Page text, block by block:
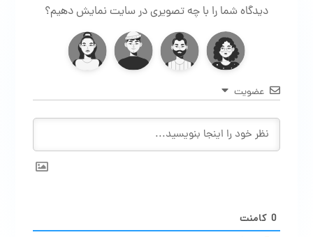
دیدگاه شما را با چه تصویری در سایت نمایش دهیم؟
عضویت
0 کامنت